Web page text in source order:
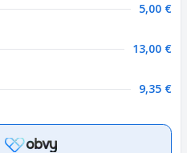
5,00 €
13,00 €
9,35 €